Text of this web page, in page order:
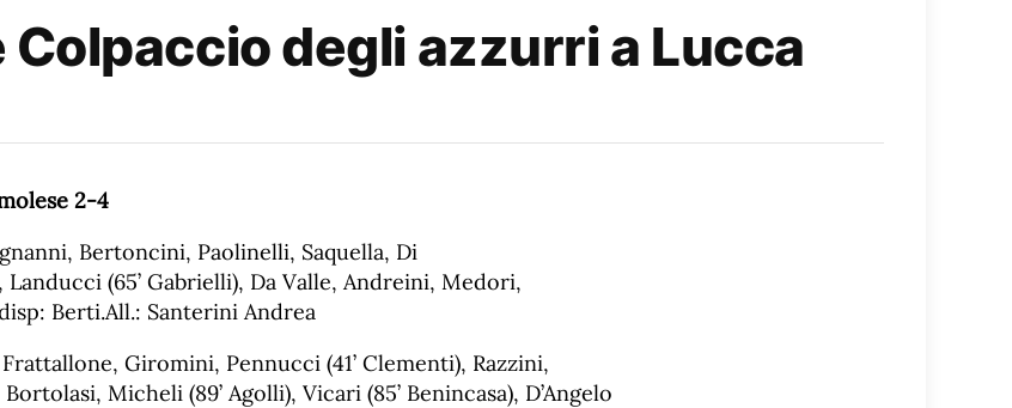
degli azzurri a Lucca
2-4
Bertoncini, Paolinelli, Saquella, Di
Landucci (65’ Gabrielli), Da Valle, Andreini, Medori,
Berti.All.: Santerini Andrea
Frattallone, Giromini, Pennucci (41’ Clementi), Razzini,
Micheli (89’ Agolli), Vicari (85’ Benincasa), D’Angelo